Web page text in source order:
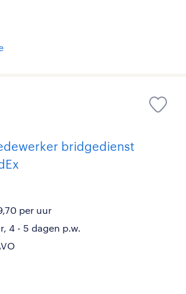
bridgedienst
per uur
4 - 5 dagen p.w.